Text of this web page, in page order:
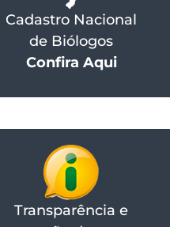
Cadastro Nacional
de Biólogos
Confira Aqui
Transparência e